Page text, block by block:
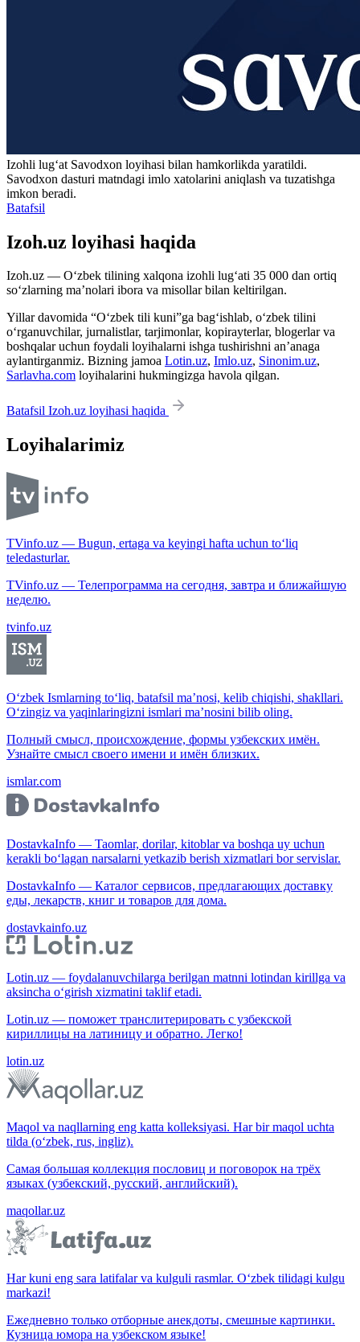
Izohli lugʻat Savodxon loyihasi bilan hamkorlikda yaratildi.
Savodxon dasturi matndagi imlo xatolarini aniqlash va tuzatishga
imkon beradi.
Batafsil
Izoh.uz loyihasi haqida
Izoh.uz — O‘zbek tilining xalqona izohli lug‘ati 35 000 dan ortiq
so‘zlarning ma’nolari ibora va misollar bilan keltirilgan.
Yillar davomida “O‘zbek tili kuni”ga bag‘ishlab, o‘zbek tilini
o‘rganuvchilar, jurnalistlar, tarjimonlar, kopirayterlar, blogerlar va
boshqalar uchun foydali loyihalarni ishga tushirishni an’anaga
aylantirganmiz. Bizning jamoa Lotin.uz, Imlo.uz, Sinonim.uz,
Sarlavha.com loyihalarini hukmingizga havola qilgan.
Batafsil Izoh.uz loyihasi haqida
Loyihalarimiz
TVinfo.uz — Bugun, ertaga va keyingi hafta uchun to‘liq
teledasturlar.
TVinfo.uz — Телепрограмма на сегодня, завтра и ближайшую
неделю.
tvinfo.uz
O‘zbek Ismlarning to‘liq, batafsil ma’nosi, kelib chiqishi, shakllari.
O‘zingiz va yaqinlaringizni ismlari ma’nosini bilib oling.
Полный смысл, происхождение, формы узбекских имён.
Узнайте смысл своего имени и имён близких.
ismlar.com
DostavkaInfo — Taomlar, dorilar, kitoblar va boshqa uy uchun
kerakli bo‘lagan narsalarni yetkazib berish xizmatlari bor servislar.
DostavkaInfo — Каталог сервисов, предлагающих доставку
еды, лекарств, книг и товаров для дома.
dostavkainfo.uz
Lotin.uz — foydalanuvchilarga berilgan matnni lotindan kirillga va
aksincha o‘girish xizmatini taklif etadi.
Lotin.uz — поможет транслитерировать с узбекской
кириллицы на латиницу и обратно. Легко!
lotin.uz
Maqol va naqllarning eng katta kolleksiyasi. Har bir maqol uchta
tilda (o‘zbek, rus, ingliz).
Самая большая коллекция пословиц и поговорок на трёх
языках (узбекский, русский, английский).
maqollar.uz
Har kuni eng sara latifalar va kulguli rasmlar. O‘zbek tilidagi kulgu
markazi!
Ежедневно только отборные анекдоты, смешные картинки.
Кузница юмора на узбекском языке!